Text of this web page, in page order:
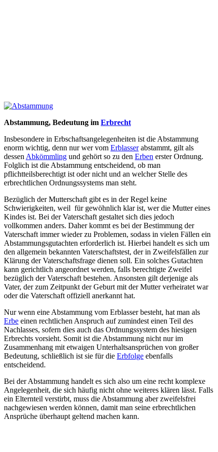
Abstammung, Bedeutung im Erbrecht
Insbesondere in Erbschaftsangelegenheiten ist die Abstammung
enorm wichtig, denn nur wer vom Erblasserabstammt, gilt als
dessen Abkömmling und gehört so zu den Erben erster Ordnung.
Folglich ist die Abstammung entscheidend, ob man
pflichtteilsberechtigt ist oder nicht und an welcher Stelle des
erbrechtlichen Ordnungssystems man steht.
Bezüglich der Mutterschaft gibt es in der Regel keine
Schwierigkeiten, weil für gewöhnlich klar ist, wer die Mutter eines
Kindes ist. Bei der Vaterschaft gestaltet sich dies jedoch
vollkommen anders. Daher kommt es bei der Bestimmung der
Vaterschaft immer wieder zu Problemen, sodass in vielen Fällen ein
Abstammungsgutachten erforderlich ist. Hierbei handelt es sich um
den allgemein bekannten Vaterschaftstest, der in Zweifelsfällen zur
Klärung der Vaterschaftsfrage dienen soll. Ein solches Gutachten
kann gerichtlich angeordnet werden, falls berechtigte Zweifel
bezüglich der Vaterschaft bestehen. Ansonsten gilt derjenige als
Vater, der zum Zeitpunkt der Geburt mit der Mutter verheiratet war
oder die Vaterschaft offiziell anerkannt hat.
Nur wenn eine Abstammung vom Erblasser besteht, hat man als
Erbe einen rechtlichen Anspruch auf zumindest einen Teil des
Nachlasses, sofern dies auch das Ordnungssystem des hiesigen
Erbrechts vorsieht. Somit ist die Abstammung nicht nur im
Zusammenhang mit etwaigen Unterhaltsansprüchen von großer
Bedeutung, schließlich ist sie für die Erbfolge ebenfalls
entscheidend.
Bei der Abstammung handelt es sich also um eine recht komplexe
Angelegenheit, die sich häufig nicht ohne weiteres klären lässt. Falls
ein Elternteil verstirbt, muss die Abstammung aber zweifelsfrei
nachgewiesen werden können, damit man seine erbrechtlichen
Ansprüche überhaupt geltend machen kann.